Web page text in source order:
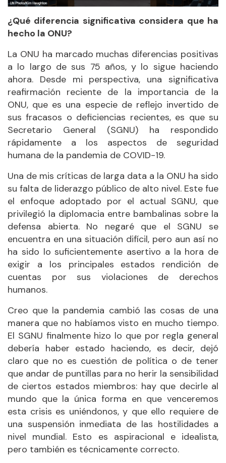
¿Qué diferencia significativa considera que ha
hecho la ONU?
La ONU ha marcado muchas diferencias positivas
a lo largo de sus 75 años, y lo sigue haciendo
ahora. Desde mi perspectiva, una significativa
reafirmación reciente de la importancia de la
ONU, que es una especie de reflejo invertido de
sus fracasos o deficiencias recientes, es que su
Secretario General (SGNU) ha respondido
rápidamente a los aspectos de seguridad
humana de la pandemia de COVID-19.
Una de mis críticas de larga data a la ONU ha sido
su falta de liderazgo público de alto nivel. Este fue
el enfoque adoptado por el actual SGNU, que
privilegió la diplomacia entre bambalinas sobre la
defensa abierta. No negaré que el SGNU se
encuentra en una situación difícil, pero aun así no
ha sido lo suficientemente asertivo a la hora de
exigir a los principales estados rendición de
cuentas por sus violaciones de derechos
humanos.
Creo que la pandemia cambió las cosas de una
manera que no habíamos visto en mucho tiempo.
El SGNU finalmente hizo lo que por regla general
debería haber estado haciendo, es decir, dejó
claro que no es cuestión de política o de tener
que andar de puntillas para no herir la sensibilidad
de ciertos estados miembros: hay que decirle al
mundo que la única forma en que venceremos
esta crisis es uniéndonos, y que ello requiere de
una suspensión inmediata de las hostilidades a
nivel mundial. Esto es aspiracional e idealista,
pero también es técnicamente correcto.